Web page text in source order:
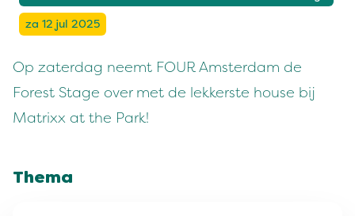
za 12 jul 2025
Op zaterdag neemt FOUR Amsterdam de
Forest Stage over met de lekkerste house bij
Matrixx at the Park!
Thema